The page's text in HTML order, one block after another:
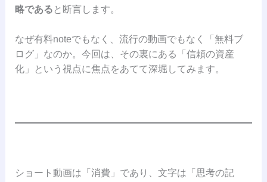
略である と断言します。
なぜ有料noteでもなく、流行の動画でもなく「無料ブ
ログ」なのか。今回は、その裏にある「信頼の資産
化」という視点に焦点をあてて深堀してみます。
ショート動画は「消費」であり、文字は「思考の記